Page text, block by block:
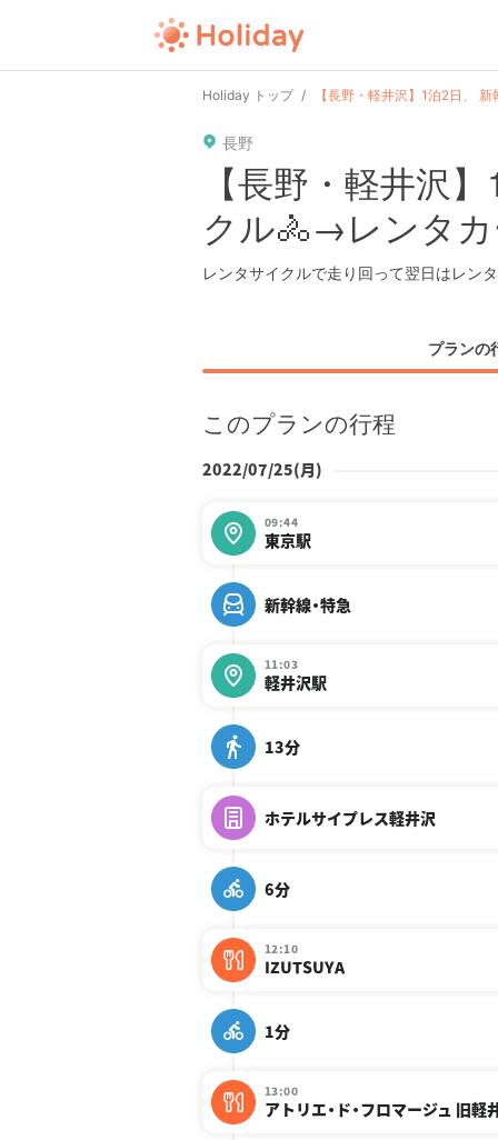
Holiday トップ 【長野・軽井沢】1泊2日、
長野
user pin time url guide
【長野・軽井沢
クル🚴→レンタ
レンタサイクルで走り回って翌日はレン
プランの
このプランの行程
2022/07/25(月)
09:44
東京駅
新幹線・特急
11:03
軽井沢駅
13分
ホテルサイプレス軽井沢
6分
12:10
IZUTSUYA
1分
13:00
アトリエ・ド・フロマージュ 旧軽